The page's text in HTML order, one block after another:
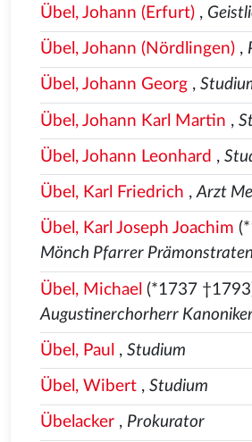
Übel, Johann (Erfurt),
Übel, Johann (Nördlingen),
Übel, Johann Georg,
Übel, Johann Karl Martin ,
Übel, Johann Leonhard ,
Übel, Karl Friedrich ,Arzt
Übel, Karl Joseph Joachim
Mönch Pfarrer
Übel, Michael (*1737
Augustinerchorherr
Übel, Paul , Studium
Übel, Wibert, Studium
Übelacker, Prokurator